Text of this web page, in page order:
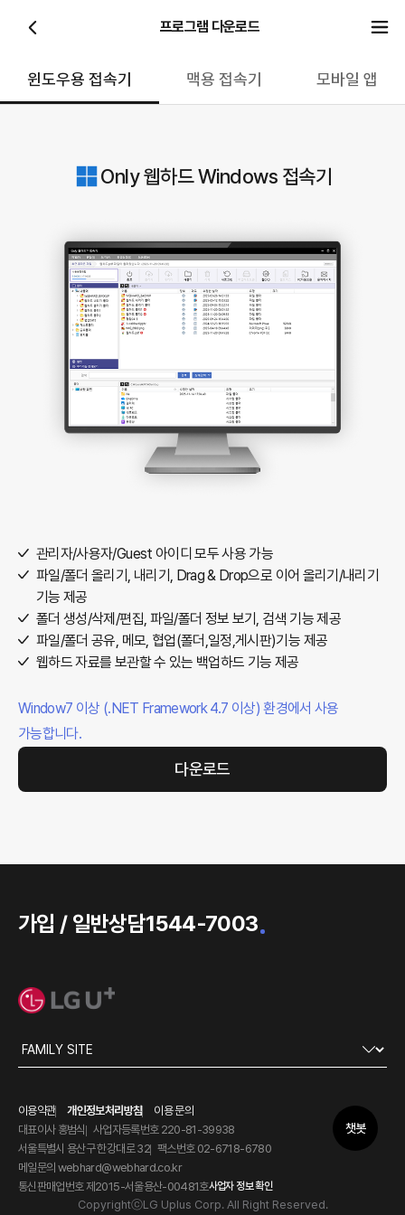
프로그램 다운로드
윈도우용 접속기 맥용 접속기 모바일 앱
Only 웹하드 Windows 접속기
관리자/사용자/Guest 아이디 모두 사용 가능
파일/폴더 올리기, 내리기, Drag & Drop으로 이어 올리기/내리기
기능 제공
폴더 생성/삭제/편집, 파일/폴더 정보 보기, 검색 기능 제공
파일/폴더 공유, 메모, 협업(폴더,일정,게시판)기능 제공
웹하드 자료를 보관할 수 있는 백업하드 기능 제공
Window7 이상 (.NET Framework 4.7 이상) 환경에서 사용
가능합니다.
다운로드
가입 / 일반상담1544-7003
이용약관 개인정보처리방침
이용 문의
대표이사 홍범식
사업자등록번호 220-81-39938
서울특별시 용산구 한강대로 32 팩스번호 02-6718-6780
메일문의 webhard@webhard.co.kr
통신판매업번호 제2015-서울용산-00481호사업자 정보 확인
CopyrightⓒLG Uplus Corp. All Right Reserved.
챗봇